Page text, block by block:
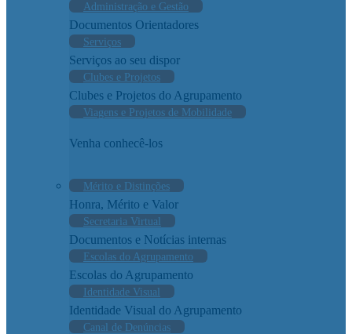
Administração e Gestão
Documentos Orientadores
Serviços
Serviços ao seu dispor
Clubes e Projetos
Clubes e Projetos do Agrupamento
Viagens e Projetos de Mobilidade
Venha conhecê-los
Mérito e Distinções
Honra, Mérito e Valor
Secretaria Virtual
Documentos e Notícias internas
Escolas do Agrupamento
Escolas do Agrupamento
Identidade Visual
Identidade Visual do Agrupamento
Canal de Denúncias